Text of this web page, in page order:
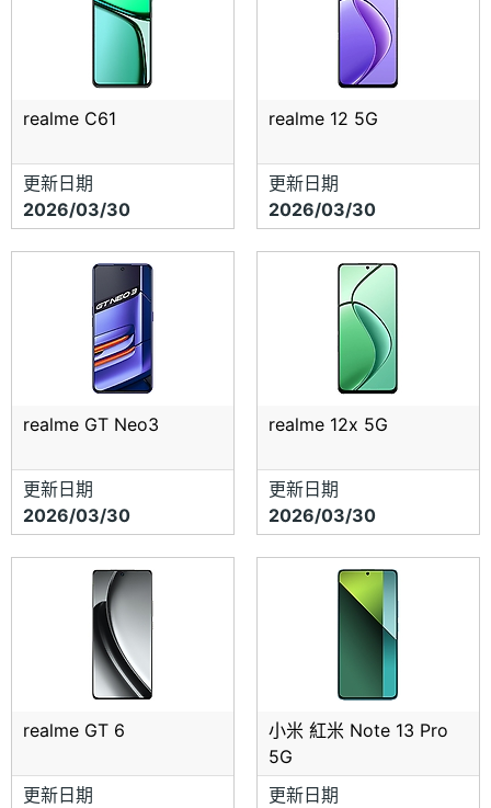
realme C61
更新日期
2026/03/30
realme 12 5G
更新日期
2026/03/30
realme GT Neo3
更新日期
2026/03/30
realme 12x 5G
更新日期
2026/03/30
realme GT 6
更新日期
小米 紅米 Note 13 Pro
5G
更新日期